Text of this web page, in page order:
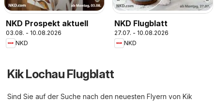
NKD Prospekt aktuell
03.08. - 10.08.2026
NKD
NKD Flugblatt
27.07. - 10.08.2026
NKD
Kik Lochau Flugblatt
Sind Sie auf der Suche nach den neuesten Flyern von Kik